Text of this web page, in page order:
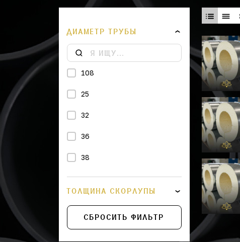
ДИАМЕТР ТРУБЫ
108
25
32
36
38
43
48
ТОЛЩИНА СКОРЛУПЫ
СБРОСИТЬ ФИЛЬТР